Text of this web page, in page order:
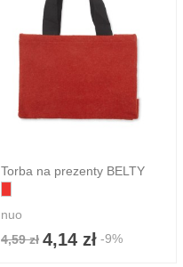
Torba na prezenty BELTY
nuo
4,59 zł 4,14 zł -9%